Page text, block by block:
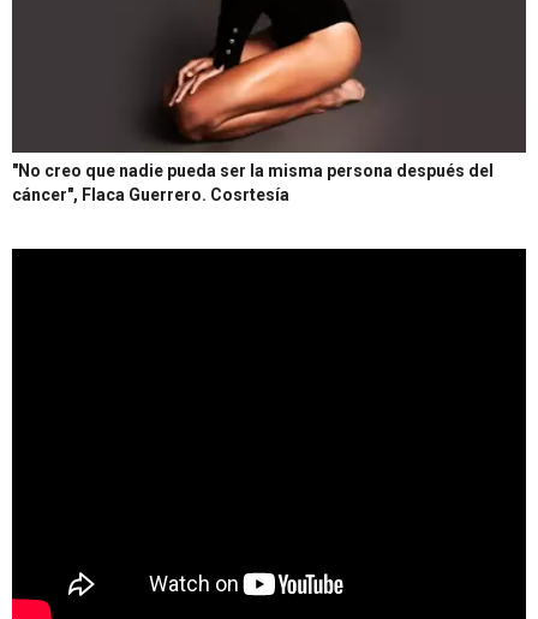
"No creo que nadie pueda ser la misma persona después del
cáncer", Flaca Guerrero. Cosrtesía